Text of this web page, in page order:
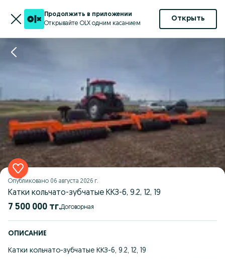
Продолжить в приложении
Открывайте OLX одним касанием
Открыть
Опубликовано 06 августа 2026 г.
Катки кольчато-зубчатые ККЗ-6, 9.2, 12, 19
7 500 000 тг. Договорная
ОПИСАНИЕ
Катки кольчато-зубчатые ККЗ-6, 9.2, 12, 19